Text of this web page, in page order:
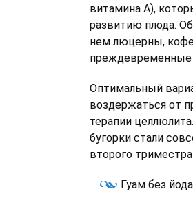
витамина A),
развитию плода.
нем люцерны,
преждевременные
Оптимальный
воздержаться от
терапии
бугорки стали
второго
Гуам без